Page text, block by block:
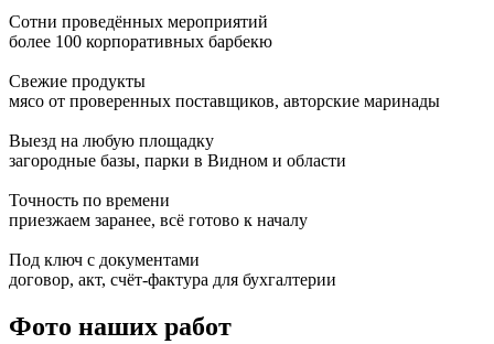
Сотни проведённых мероприятий
более 100 корпоративных барбекю
Свежие продукты
мясо от проверенных поставщиков, авторские маринады
Выезд на любую площадку
загородные базы, парки в Видном и области
Точность по времени
приезжаем заранее, всё готово к началу
Под ключ с документами
договор, акт, счёт-фактура для бухгалтерии
Фото наших работ